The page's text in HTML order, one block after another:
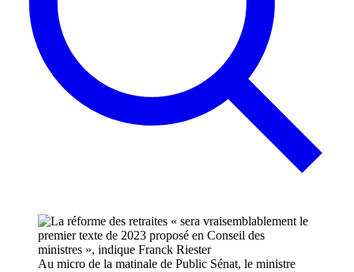
Au micro de la matinale de Public Sénat, le ministre